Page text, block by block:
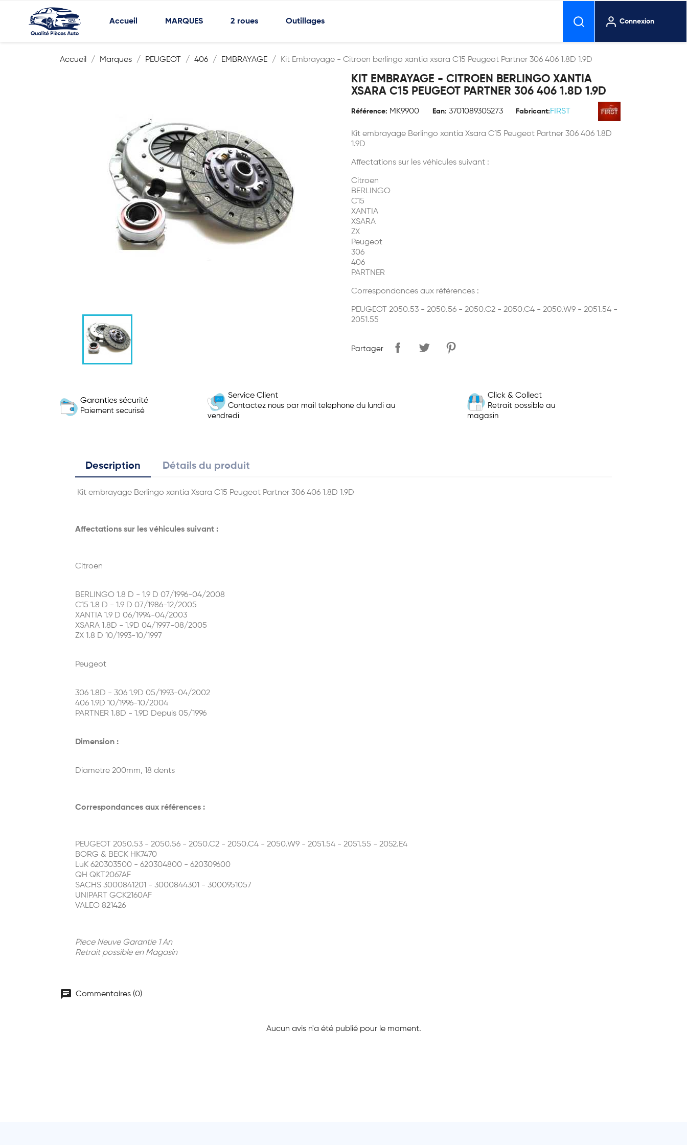
Accueil MARQUES 2 roues Outillages Connexion
Accueil Marques PEUGEOT 406 EMBRAYAGE Kit Embrayage - Citroen berlingo xantia xsara C15 Peugeot Partner 306 406 1.8D 1.9D
KIT EMBRAYAGE - CITROEN BERLINGO XANTIA
XSARA C15 PEUGEOT PARTNER 306 406 1.8D 1.9D
Référence: MK9900 Ean: 3701089305273 Fabricant: FIRST
Kit embrayage Berlingo xantia Xsara C15 Peugeot Partner 306 406 1.8D
1.9D
Affectations sur les véhicules suivant :
Citroen
BERLINGO
C15
XANTIA
XSARA
ZX
Peugeot
306
406
PARTNER
Correspondances aux références :
PEUGEOT 2050.53 - 2050.56 - 2050.C2 - 2050.C4 - 2050.W9 - 2051.54 -
2051.55
Partager
Garanties sécurité
Paiement securisé
Service Client
Contactez nous par mail telephone du lundi au
vendredi
Click & Collect
Retrait possible au
magasin
Description Détails du produit
Kit embrayage Berlingo xantia Xsara C15 Peugeot Partner 306 406 1.8D 1.9D
Affectations sur les véhicules suivant :
Citroen
BERLINGO 1.8 D - 1.9 D 07/1996-04/2008
C15 1.8 D - 1.9 D 07/1986-12/2005
XANTIA 1.9 D 06/1994-04/2003
XSARA 1.8D - 1.9D 04/1997-08/2005
ZX 1.8 D 10/1993-10/1997
Peugeot
306 1.8D - 306 1.9D 05/1993-04/2002
406 1.9D 10/1996-10/2004
PARTNER 1.8D - 1.9D Depuis 05/1996
Dimension :
Diametre 200mm, 18 dents
Correspondances aux références :
PEUGEOT 2050.53 - 2050.56 - 2050.C2 - 2050.C4 - 2050.W9 - 2051.54 - 2051.55 - 2052.E4
BORG & BECK HK7470
LuK 620303500 - 620304800 - 620309600
QH QKT2067AF
SACHS 3000841201 - 3000844301 - 3000951057
UNIPART GCK2160AF
VALEO 821426
Piece Neuve Garantie 1 An
Retrait possible en Magasin
chat Commentaires (0)
Aucun avis n'a été publié pour le moment.